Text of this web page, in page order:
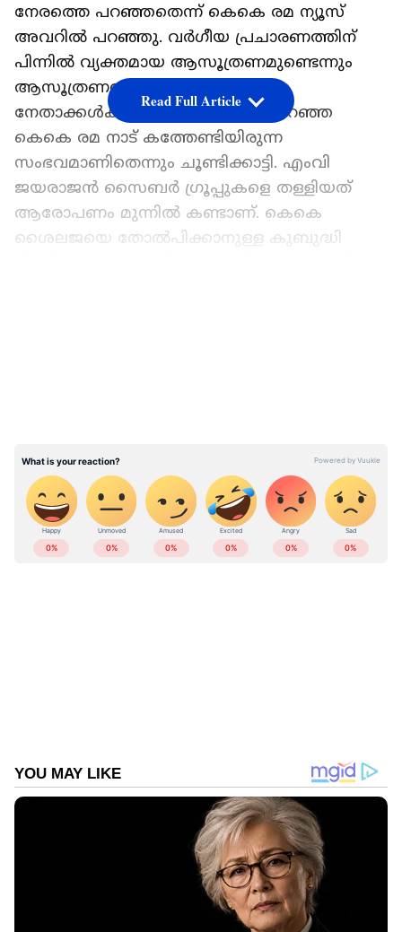
നേരത്തെ പറഞ്ഞതെന്ന് കെകെ രമ ന്യൂസ്
അവറിൽ പറഞ്ഞു. വർ​ഗീയ പ്രചാരണത്തിന്
പിന്നിൽ വ്യക്തമായ ആസൂത്രണമുണ്ടെന്നും
ആസൂത്രണത്തിൽ മുതിർന്ന
നേതാക്കൾക്കടക്കം പങ്കുണ്ടെന്ന് പറഞ്ഞ
കെകെ രമ നാട് കത്തേണ്ടിയിരുന്ന
സംഭവമാണിതെന്നും ചൂണ്ടിക്കാട്ടി. എംവി
ജയരാജൻ സൈബർ ​ഗ്രൂപ്പുകളെ തള്ളിയത്
ആരോപണം മുന്നിൽ കണ്ടാണ്. കെകെ
ശൈലജയെ തോൽപിക്കാനുള്ള കുബുദ്ധി
അതേ സമയം, കാഫിർ സ്ക്രീൻ ഷോട്ട്
Read Full Article
ABOUT THE AUTHOR